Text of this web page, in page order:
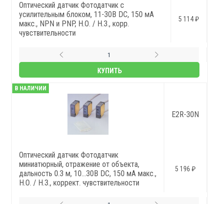
Оптический датчик Фотодатчик с
усилительным блоком, 11-30В DC, 150 мА
макс., NPN и PNP, Н.О. / Н.З., корр.
чувствительности
5 114 ₽
КУПИТЬ
В НАЛИЧИИ
E2R-30N
Оптический датчик Фотодатчик
миниатюрный, отражение от объекта,
дальность 0.3 м, 10...30В DC, 150 мА макс.,
Н.О. / Н.З., коррект. чувствительности
5 196 ₽